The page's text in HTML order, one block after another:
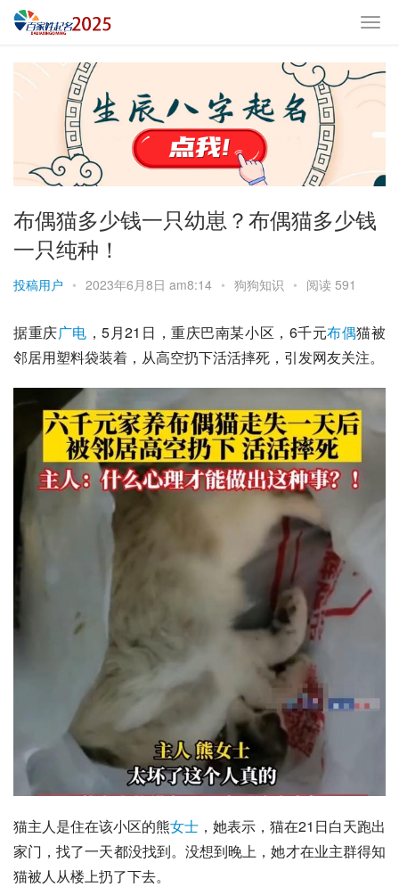
布偶猫多少钱一只幼崽？布偶猫多少钱
一只纯种！
投稿用户 • 2023年6月8日 am8:14 • 狗狗知识 • 阅读 591
据重庆广电 ，5月21日，重庆巴南某小区，6千元布偶猫被
邻居用塑料袋装着，从高空扔下活活摔死，引发网友关注。
猫主人是住在该小区的熊女士 ，她表示，猫在21日白天跑出
家门，找了一天都没找到。没想到晚上，她才在业主群得知
猫被人从楼上扔了下去。